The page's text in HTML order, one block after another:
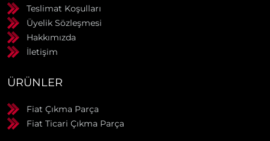
Teslimat Koşulları
Üyelik Sözleşmesi
Hakkımızda
İletişim
ÜRÜNLER
Fiat Çıkma Parça
Fiat Ticari Çıkma Parça